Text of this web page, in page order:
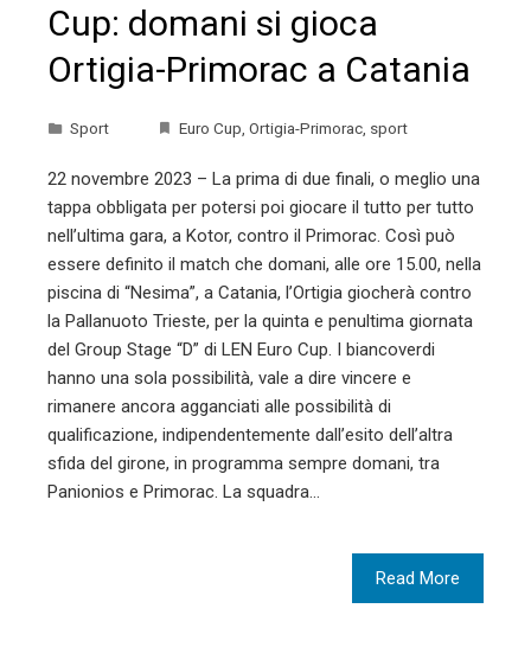
Cup: domani si gioca
Ortigia-Primorac a Catania
Sport Euro Cup Ortigia-Primorac sport
22 novembre 2023 – La prima di due finali, o meglio una
tappa obbligata per potersi poi giocare il tutto per tutto
nell’ultima gara, a Kotor, contro il Primorac. Così può
essere definito il match che domani, alle ore 15.00, nella
piscina di “Nesima”, a Catania, l’Ortigia giocherà contro
la Pallanuoto Trieste, per la quinta e penultima giornata
del Group Stage “D” di LEN Euro Cup. I biancoverdi
hanno una sola possibilità, vale a dire vincere e
rimanere ancora agganciati alle possibilità di
qualificazione, indipendentemente dall’esito dell’altra
sfida del girone, in programma sempre domani, tra
Panionios e Primorac. La squadra…
Read More